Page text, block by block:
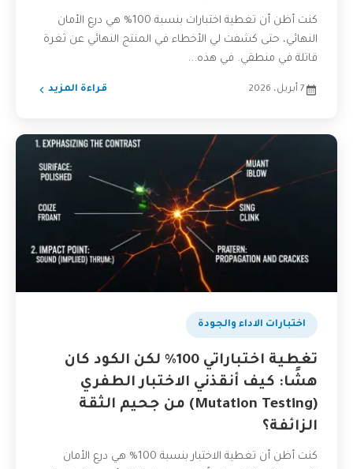
كنت أظن أن تغطية اختبارات بنسبة 100% هي درع الأمان
النهائي، حتى كشفت لي الأخطاء في المنتج النهائي عن ثغرة
قاتلة في منطقي. في هذه...
7 أبريل، 2026 قراءة المزيد
اختبارات الاداء والجودة
تغطية اختباراتي 100% لكن الكود كان
هشًا: كيف أنقذني الاختبار الطفري
(Mutation Testing) من جحيم الثقة
الزائفة؟
كنت أظن أن تغطية الاختبار بنسبة 100% هي درع الأمان